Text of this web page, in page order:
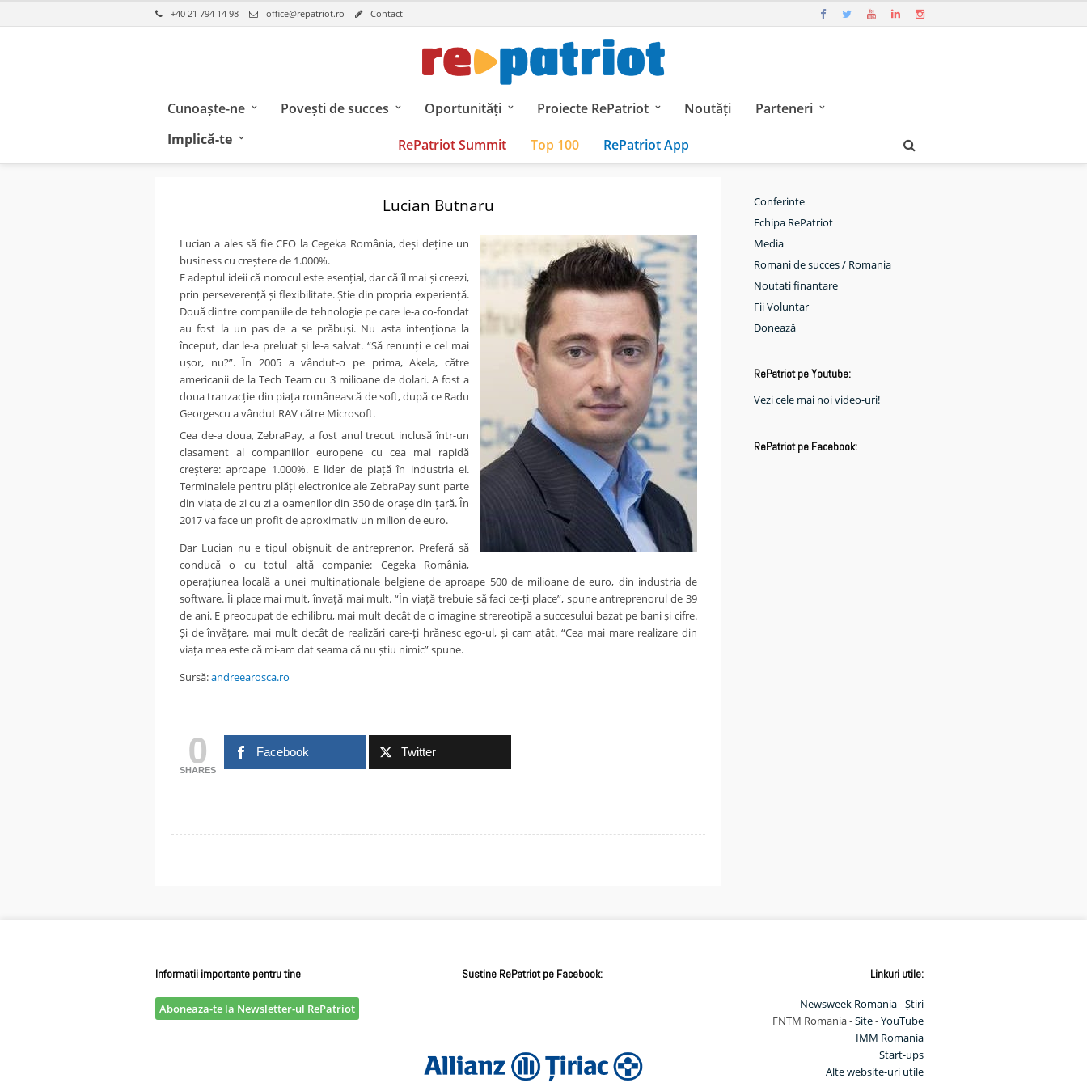
+40 21 794 14 98 office@repatriot.ro Contact
Cunoaște-ne Povești de succes Oportunități Proiecte RePatriot Noutăți
Parteneri
Implică-te
RePatriot Summit Top 100 RePatriot App
Lucian Butnaru
Lucian a ales să fie CEO la Cegeka România, deși deține un
business cu creștere de 1.000%.
E adeptul ideii că norocul este esențial, dar că îl mai și creezi,
prin perseverență și flexibilitate. Știe din propria experiență.
Două dintre companiile de tehnologie pe care le-a co-fondat
au fost la un pas de a se prăbuși. Nu asta intenționa la
început, dar le-a preluat și le-a salvat. “Să renunți e cel mai
ușor, nu?”. În 2005 a vândut-o pe prima, Akela, către
americanii de la Tech Team cu 3 milioane de dolari. A fost a
doua tranzacție din piața românească de soft, după ce Radu
Georgescu a vândut RAV către Microsoft.
Cea de-a doua, ZebraPay, a fost anul trecut inclusă într-un
clasament al companiilor europene cu cea mai rapidă
creștere: aproape 1.000%. E lider de piață în industria ei.
Terminalele pentru plăți electronice ale ZebraPay sunt parte
din viața de zi cu zi a oamenilor din 350 de orașe din țară. În
2017 va face un profit de aproximativ un milion de euro.
Dar Lucian nu e tipul obișnuit de antreprenor. Preferă să
conducă o cu totul altă companie: Cegeka România,
operațiunea locală a unei multinaționale belgiene de aproape 500 de milioane de euro, din industria de
software. Îi place mai mult, învață mai mult. “În viață trebuie să faci ce-ți place”, spune antreprenorul de 39
de ani. E preocupat de echilibru, mai mult decât de o imagine strereotipă a succesului bazat pe bani și cifre.
Și de învățare, mai mult decât de realizări care-ți hrănesc ego-ul, și cam atât. “Cea mai mare realizare din
viața mea este că mi-am dat seama că nu știu nimic” spune.
Sursă:andreearosca.ro
0
SHARES
Facebook Twitter
Conferinte
Echipa RePatriot
Media
Romani de succes / Romania
Noutati finantare
Fii Voluntar
Donează
RePatriot pe Youtube:
Vezi cele mai noi video-uri!
RePatriot pe Facebook:
Informatii importante pentru tine
Aboneaza-te la Newsletter-ul RePatriot
Sustine RePatriot pe Facebook: Linkuri utile:
Newsweek Romania - Știri
FNTM Romania -Site-YouTube
IMM Romania
Start-ups
Alte website-uri utile